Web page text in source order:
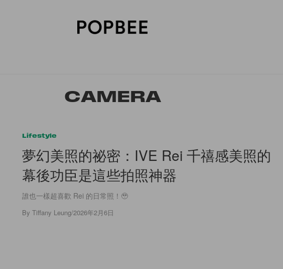
CAMERA
Lifestyle
夢幻美照的祕密：IVE Rei 千禧感美照的
幕後功臣是這些拍照神器
誰也一樣超喜歡 Rei 的日常照！🥹
By Tiffany Leung/2026年2月6日